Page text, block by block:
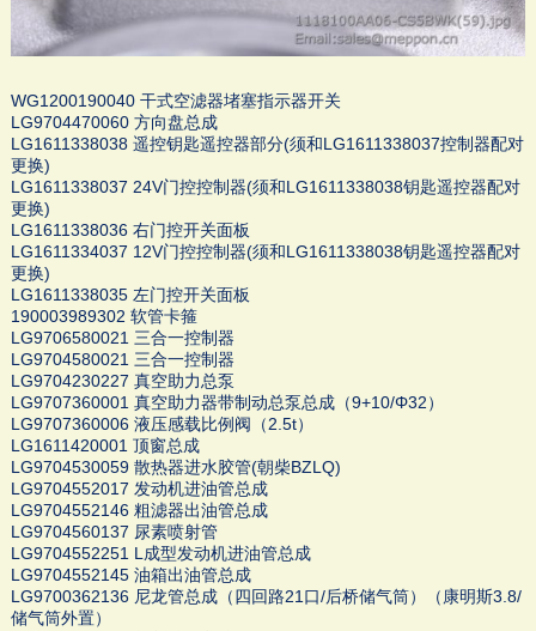
WG1200190040 干式空滤器堵塞指示器开关
LG9704470060 方向盘总成
LG1611338038 遥控钥匙遥控器部分(须和LG1611338037控制器配对
更换)
LG1611338037 24V门控控制器(须和LG1611338038钥匙遥控器配对
更换)
LG1611338036 右门控开关面板
LG1611334037 12V门控控制器(须和LG1611338038钥匙遥控器配对
更换)
LG1611338035 左门控开关面板
190003989302 软管卡箍
LG9706580021 三合一控制器
LG9704580021 三合一控制器
LG9704230227 真空助力总泵
LG9707360001 真空助力器带制动总泵总成（9+10/Φ32）
LG9707360006 液压感载比例阀（2.5t）
LG1611420001 顶窗总成
LG9704530059 散热器进水胶管(朝柴BZLQ)
LG9704552017 发动机进油管总成
LG9704552146 粗滤器出油管总成
LG9704560137 尿素喷射管
LG9704552251 L成型发动机进油管总成
LG9704552145 油箱出油管总成
LG9700362136 尼龙管总成（四回路21口/后桥储气筒）（康明斯3.8/
储气筒外置）